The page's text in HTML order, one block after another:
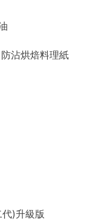
沾烘焙料理紙
)升級版